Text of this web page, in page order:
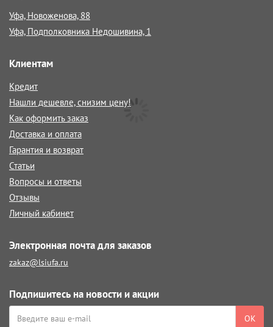
Уфа, Новоженова, 88
Уфа, Подполковника Недошивина, 1
Клиентам
Кредит
Нашли дешевле, снизим цену!
Как оформить заказ
Доставка и оплата
Гарантия и возврат
Статьи
Вопросы и ответы
Отзывы
Личный кабинет
Электронная почта для заказов
zakaz@lsiufa.ru
Подпишитесь на новости и акции
ОК